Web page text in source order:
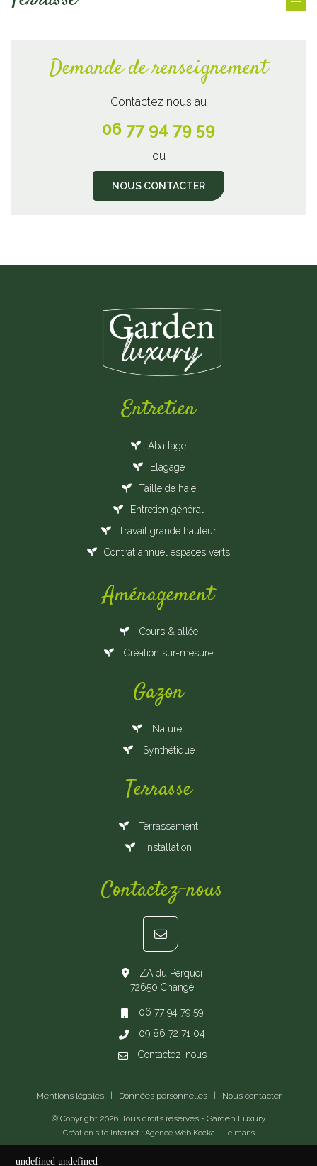
Demande de renseignement
Contactez nous au
06 77 94 79 59
ou
NOUS CONTACTER
Entretien
Abattage
Elagage
Taille de haie
Entretien général
Travail grande hauteur
Contrat annuel espaces verts
Aménagement
Cours & allée
Création sur-mesure
Gazon
Naturel
Synthétique
Terrasse
Terrassement
Installation
Contactez-nous
ZA du Perquoi
72650 Changé
06 77 94 79 59
09 86 72 71 04
Contactez-nous
Mentions légales| Données personnelles| Nous contacter
© Copyright 2026. Tous droits réservés - Garden Luxury
Création site internet : Agence Web Kocka - Le mans
undefined undefined